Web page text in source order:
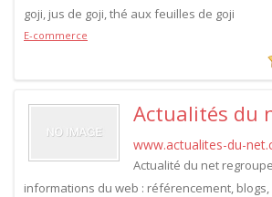
goji, jus de goji, thé aux feuilles de goji
E-commerce
Actualités du
www.actualites-du-
Actualité du net
informations du web : référencement, blogs,